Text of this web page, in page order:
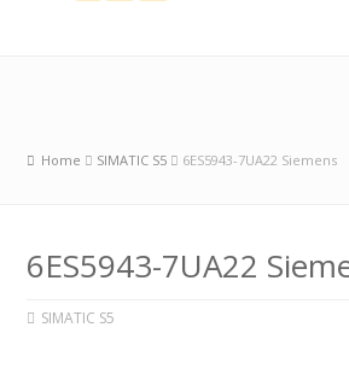
Home SIMATIC S5 6ES5943-7UA22 Siemens
6ES5943-7UA22
SIMATIC S5